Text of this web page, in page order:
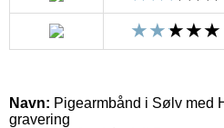
Navn: Pigearmbånd i Sølv med
gravering